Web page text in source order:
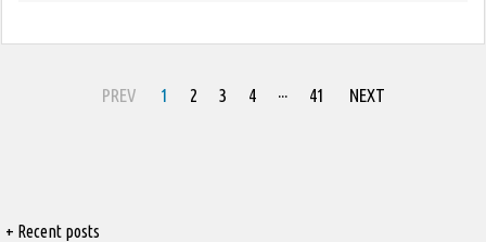
PREV 1 2 3 4 ··· 41 NEXT
+ Recent posts